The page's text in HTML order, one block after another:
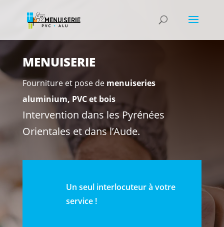
MENUISERIE
Fourniture et pose de menuiseries
aluminium, PVC et bois
Intervention dans les Pyrénées
Orientales et dans l’Aude.
Un seul interlocuteur à votre
service !